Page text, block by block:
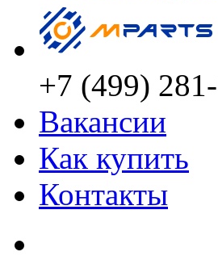
+7 (499)
Вакансии
Как купить
Контакты